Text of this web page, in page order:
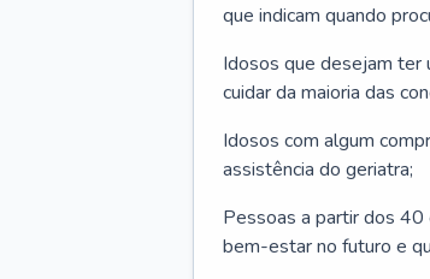
que indicam quando
Idosos que desejam ter
cuidar da maioria das
Idosos com algum
assistência do geriatra;
Pessoas a partir dos 40
bem-estar no futuro e